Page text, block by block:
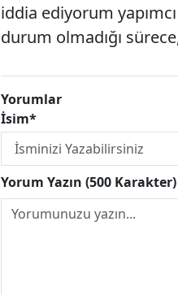
iddia ediyorum
durum olmadığı
Yorumlar
İsim*
Yorum Yazın (500 Karakter)